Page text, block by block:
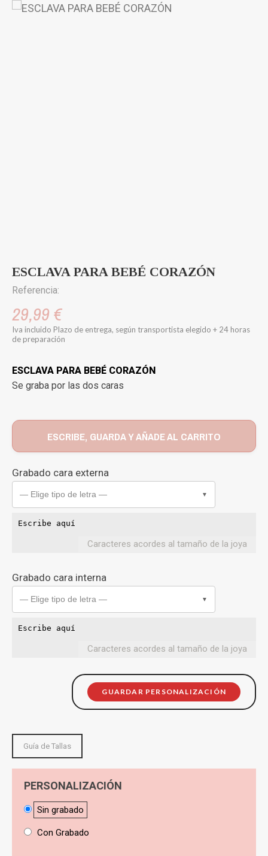
ESCLAVA PARA BEBÉ CORAZÓN
Referencia:
29,99 €
Iva incluido Plazo de entrega, según transportista elegido + 24 horas
de preparación
ESCLAVA PARA BEBÉ CORAZÓN
Se graba por las dos caras
ESCRIBE, GUARDA Y AÑADE AL CARRITO
Grabado cara externa
— Elige tipo de letra — ▼
Caracteres acordes al tamaño de la joya
Grabado cara interna
— Elige tipo de letra — ▼
Caracteres acordes al tamaño de la joya
GUARDAR PERSONALIZACIÓN
Guía de Tallas
PERSONALIZACIÓN
Sin grabado
Con Grabado